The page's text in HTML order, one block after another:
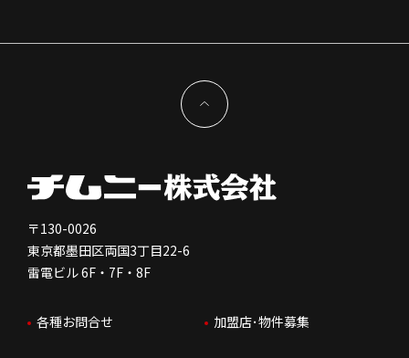
新型コロナウイルス対応
コーポレートガバナンス
免責事項
株価情報
IRお問合せ
会社を知る
人を知る
はたらく環境
人財育成
独立支援について
FC加盟店お問合せ
〒130-0026
東京都墨田区両国3丁目22-6
雷電ビル 6F・7F・8F
各種お問合せ 加盟店･物件募集